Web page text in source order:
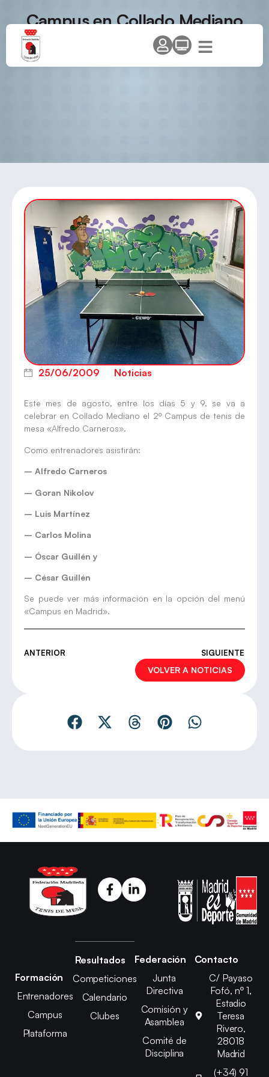
Campus en Collado Mediano
25/06/2009 Noticias
Este mes de agosto, entre los días 5 y 9, se va a
celebrar en Collado Mediano el 2º Campus de tenis de
mesa «Alfredo Carneros».
Como entrenadores asistirán:
– Alfredo Carneros
– Goran Nikolov
– Luis Martínez
– Carlos Molina
– Óscar Guillén y
– César Guillén
Se puede ver más información en la opción del menú
«Campus en Madrid».
ANTERIOR SIGUIENTE
VOLVER A NOTICIAS
Formación
Entrenadores
Campus
Plataforma
Resultados
Competiciones
Calendario
Clubes
Federación
Junta
Directiva
Comisión y
Asamblea
Comité de
Disciplina
Contacto
C/ Payaso
Fofó, nº 1,
Estadio
Teresa
Rivero,
28018
Madrid
(+34) 91